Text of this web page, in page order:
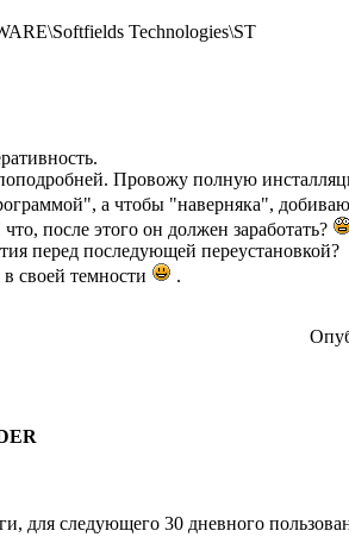
Technologies\ST
Провожу полную
а чтобы "наверняка", добиваю
после этого он должен заработать?
перед последующей переустановкой?
своей темности
.
для следующего 30 дневного